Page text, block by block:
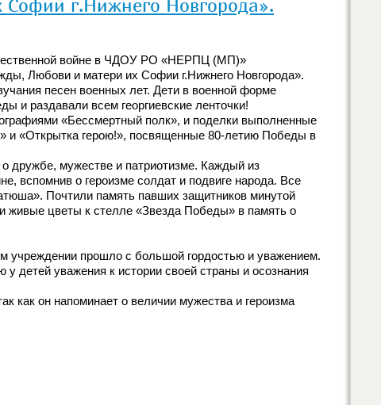
г.Нижнего Новгорода».
войне в ЧДОУ РО «НЕРПЦ (МП)»
Любови и матери их Софии г.Нижнего Новгорода».
песен военных лет. Дети в военной форме
и раздавали всем георгиевские ленточки!
«Бессмертный полк», и поделки выполненные
и «Открытка герою!», посвященные 80-летию Победы в
дружбе, мужестве и патриотизме. Каждый из
вспомнив о героизме солдат и подвиге народа. Все
Почтили память павших защитников минутой
живые цветы к стелле «Звезда Победы» в память о
учреждении прошло с большой гордостью и уважением.
детей уважения к истории своей страны и осознания
как он напоминает о величии мужества и героизма